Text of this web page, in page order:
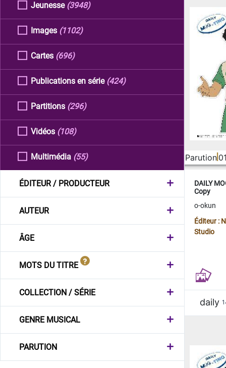
Jeunesse (3948)
Images (1102)
Cartes (696)
Publications en série (424)
Partitions (296)
Vidéos (108)
Multimédia (55)
ÉDITEUR / PRODUCTEUR
AUTEUR
ÂGE
MOTS DU TITRE
COLLECTION / SÉRIE
GENRE MUSICAL
PARUTION
Parution
DAILY
Copy
o-okun
Éditeur :
Studio
daily